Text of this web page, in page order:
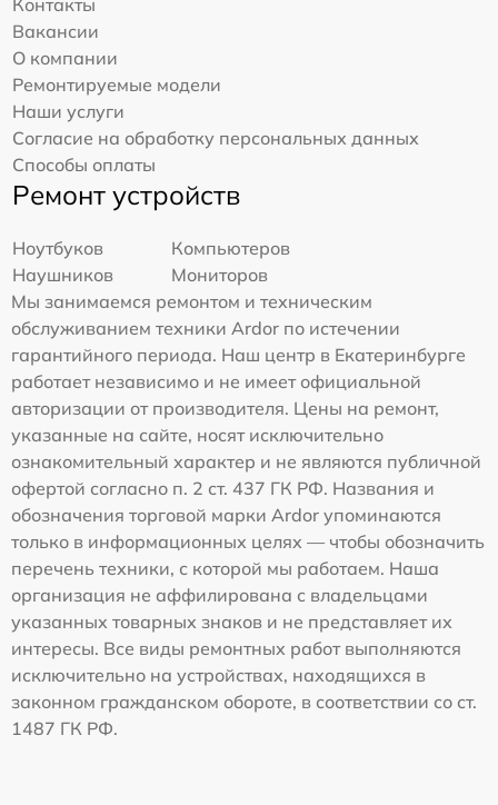
Контакты
Вакансии
О компании
Ремонтируемые модели
Наши услуги
Согласие на обработку персональных данных
Способы оплаты
Ремонт устройств
Ноутбуков
Компьютеров
Наушников
Мониторов
Мы занимаемся ремонтом и техническим
обслуживанием техники Ardor по истечении
гарантийного периода. Наш центр в Екатеринбурге
работает независимо и не имеет официальной
авторизации от производителя. Цены на ремонт,
указанные на сайте, носят исключительно
ознакомительный характер и не являются публичной
офертой согласно п. 2 ст. 437 ГК РФ. Названия и
обозначения торговой марки Ardor упоминаются
только в информационных целях — чтобы обозначить
перечень техники, с которой мы работаем. Наша
организация не аффилирована с владельцами
указанных товарных знаков и не представляет их
интересы. Все виды ремонтных работ выполняются
исключительно на устройствах, находящихся в
законном гражданском обороте, в соответствии со ст.
1487 ГК РФ.